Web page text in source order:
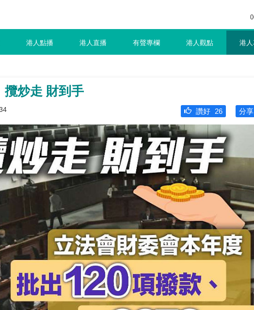
港人點播 港人直播 有聲專欄 港人觀點 港
攬炒走 財到手
分享
讚好 26